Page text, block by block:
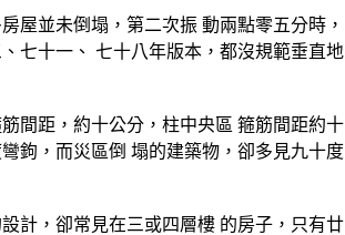
屋並未倒塌，第二次振 動兩點零五分時，
七十一、 七十八年版本，都沒規範垂直地
間距，約十公分，柱中央區 箍筋間距約十
鉤，而災區倒 塌的建築物，卻多見九十度
計，卻常見在三或四層樓 的房子，只有廿